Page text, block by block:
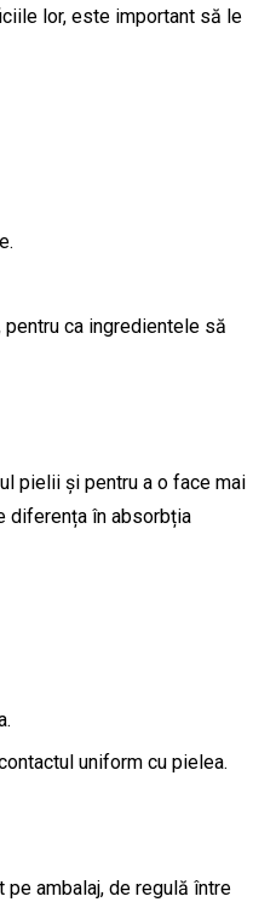
lor, este important să le
ca ingredientele să
pielii și pentru a o face mai
diferența în absorbția
uniform cu pielea.
ambalaj, de regulă între